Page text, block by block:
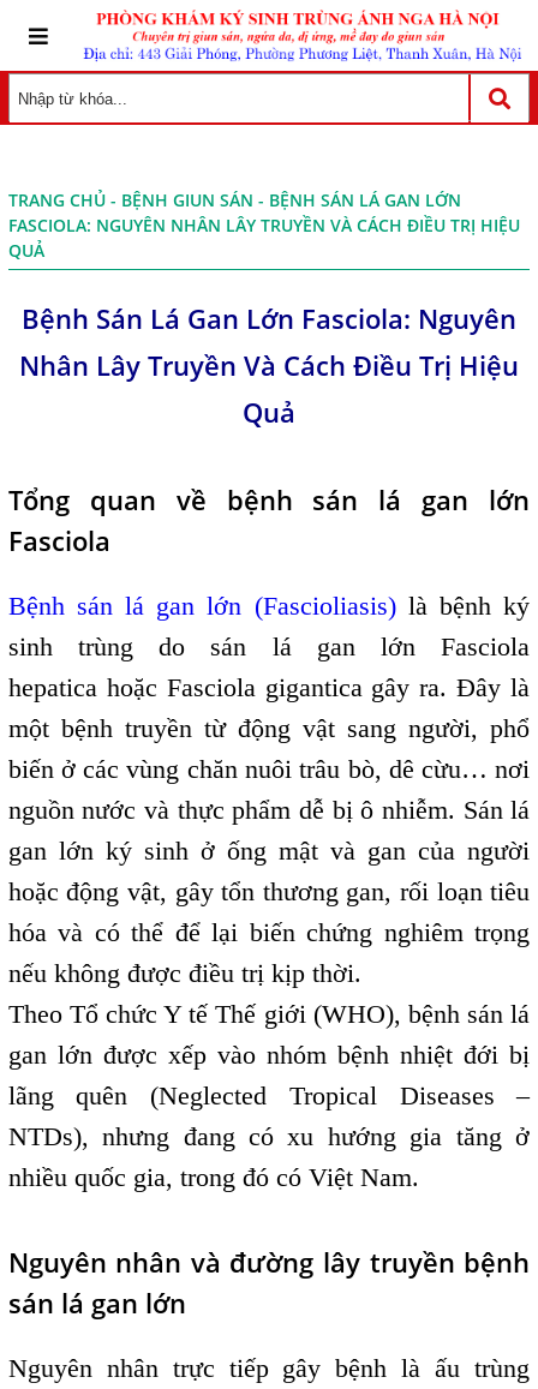
TRANG CHỦ- BỆNH GIUN SÁN - BỆNH SÁN LÁ GAN LỚN
FASCIOLA: NGUYÊN NHÂN LÂY TRUYỀN VÀ CÁCH ĐIỀU TRỊ HIỆU
QUẢ
Bệnh Sán Lá Gan Lớn Fasciola: Nguyên
Nhân Lây Truyền Và Cách Điều Trị Hiệu
Quả
Tổng quan về bệnh sán lá gan lớn
Fasciola
Bệnh sán lá gan lớn (Fascioliasis) là bệnh ký
sinh trùng do sán lá gan lớn Fasciola
hepatica hoặc Fasciola gigantica gây ra. Đây là
một bệnh truyền từ động vật sang người, phổ
biến ở các vùng chăn nuôi trâu bò, dê cừu… nơi
nguồn nước và thực phẩm dễ bị ô nhiễm. Sán lá
gan lớn ký sinh ở ống mật và gan của người
hoặc động vật, gây tổn thương gan, rối loạn tiêu
hóa và có thể để lại biến chứng nghiêm trọng
nếu không được điều trị kịp thời.
Theo Tổ chức Y tế Thế giới (WHO), bệnh sán lá
gan lớn được xếp vào nhóm bệnh nhiệt đới bị
lãng quên (Neglected Tropical Diseases –
NTDs), nhưng đang có xu hướng gia tăng ở
nhiều quốc gia, trong đó có Việt Nam.
Nguyên nhân và đường lây truyền bệnh
sán lá gan lớn
Nguyên nhân trực tiếp gây bệnh là ấu trùng